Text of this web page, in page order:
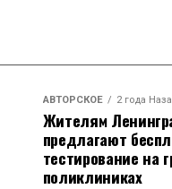
АВТОРСКОЕ 2 года
Жителям
предлагают
тестирование на
поликлиниках